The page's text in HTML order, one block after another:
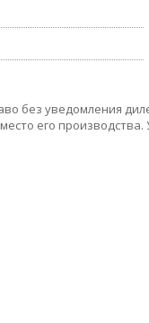
без уведомления
его